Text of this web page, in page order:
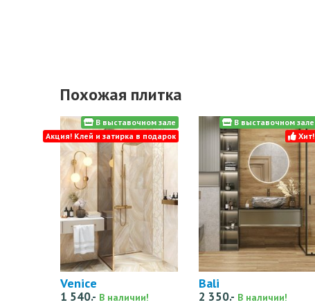
Похожая плитка
Venice
1 540.- В наличии!
В выставочном зале
Акция! Клей и затирка в подарок
Bali
2 350.- В наличии!
В выставочном зале
Хит!